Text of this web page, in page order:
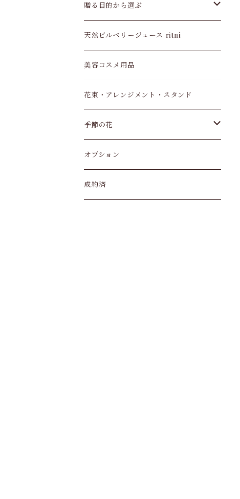
モンステラ
ウンベラータ
ドラセナ マッサン
サンスベリア
アンスリウム
観葉植物 寄せ植え
贈る目的から選ぶ
お供え・お悔やみ
長寿祝い
バレンタイン
父の日
天然ビルベリージュース ritni
美容コスメ用品
花束・アレンジメント・スタンド
季節の花
カーネーション
アジサイ
オプション
成約済